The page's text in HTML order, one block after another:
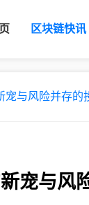
区块链快讯
宠与风险并存的
宠与风